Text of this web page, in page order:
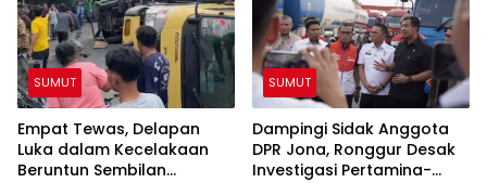
SUMUT
Empat Tewas, Delapan
Luka dalam Kecelakaan
Beruntun Sembilan
SUMUT
Dampingi Sidak Anggota
DPR Jona, Ronggur Desak
Investigasi Pertamina-